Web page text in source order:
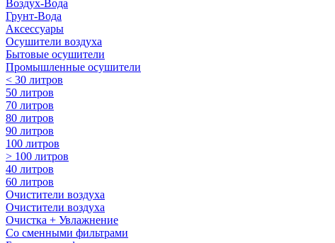
Воздух-Вода
Грунт-Вода
Аксессуары
Осушители воздуха
Бытовые осушители
Промышленные осушители
< 30 литров
50 литров
70 литров
80 литров
90 литров
100 литров
> 100 литров
40 литров
60 литров
Очистители воздуха
Очистители воздуха
Очистка + Увлажнение
Cо сменными фильтрами